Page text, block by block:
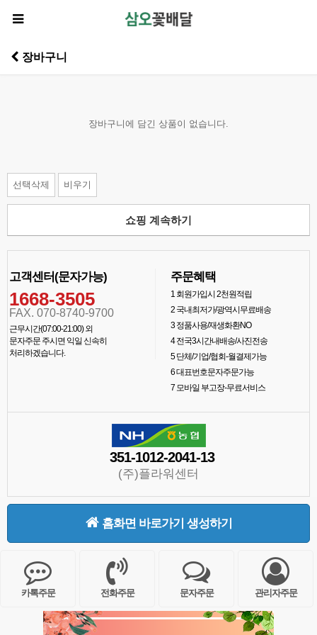
장바구니
장바구니에 담긴 상품이 없습니다.
선택삭제 비우기
쇼핑 계속하기
고객센터(문자가능)
1668-3505
FAX. 070-8740-9700
근무시간(07:00-21:00) 외
문자주문 주시면 익일 신속히
처리하겠습니다.
주문혜택
1회원가입시 2천원적립
2국내최저가/광역시무료배송
3정품사용/재생화환NO
4전국3시간내배송/사진전송
5단체/기업/협회-월결제가능
6대표번호문자주문가능
7모바일 부고장-무료서비스
351-1012-2041-13
(주)플라워센터
홈화면 바로가기 생성하기
카톡주문 전화주문 문자주문 관리자주문